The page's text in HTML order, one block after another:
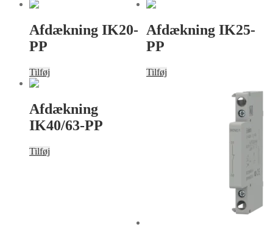
Afdækning IK20-
PP
Tilføj
Afdækning IK25-
PP
Tilføj
Afdækning
IK40/63-PP
Tilføj